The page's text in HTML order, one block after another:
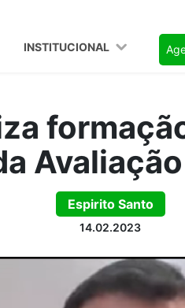
INSTITUCIONAL
Espirito Santo
14.02.2023